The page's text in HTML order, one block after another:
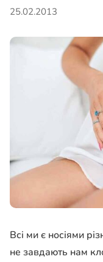
25.02.2013
Всі ми є носіями
не завдають нам